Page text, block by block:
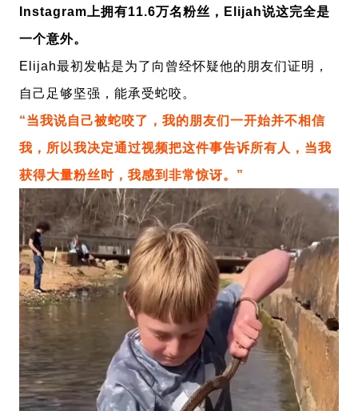
Instagram上拥有11.6万名粉丝， Elijah说这完全是
一个意外。
Elijah最初发帖是为了向曾经怀疑他的朋友们证明，
自己足够坚强，能承受蛇咬。
“当我说自己被蛇咬了，我的朋友们一开始并不相信
我，所以我决定通过视频把这件事告诉所有人，当我
获得大量粉丝时，我感到非常惊讶。”